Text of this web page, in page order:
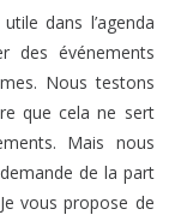
dans l’agenda
des événements
Nous testons
que cela ne sert
Mais nous
de la part
vous propose de